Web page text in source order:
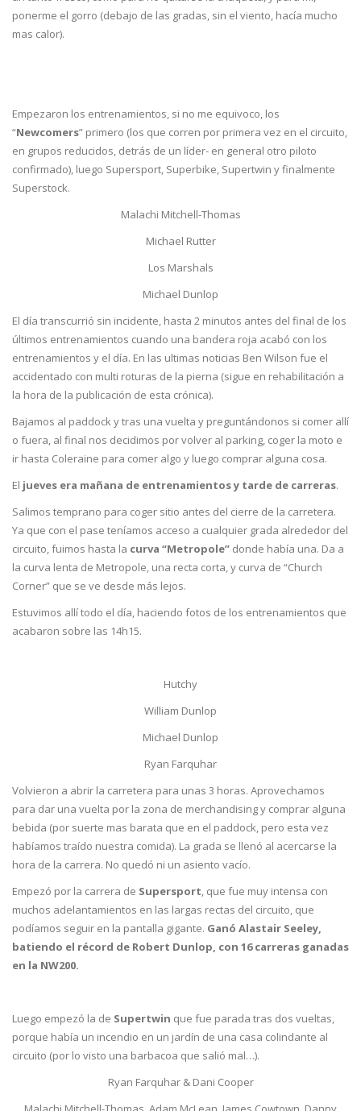
ponerme el gorro (debajo de las gradas, sin el viento, hacía mucho
mas calor).
Empezaron los entrenamientos, si no me equivoco, los
“Newcomers” primero (los que corren por primera vez en el circuito,
en grupos reducidos, detrás de un líder- en general otro piloto
confirmado), luego Supersport, Superbike, Supertwin y finalmente
Superstock.
Malachi Mitchell-Thomas
Michael Rutter
Los Marshals
Michael Dunlop
El día transcurrió sin incidente, hasta 2 minutos antes del final de los
últimos entrenamientos cuando una bandera roja acabó con los
entrenamientos y el día. En las ultimas noticias Ben Wilson fue el
accidentado con multi roturas de la pierna (sigue en rehabilitación a
la hora de la publicación de esta crónica).
Bajamos al paddock y tras una vuelta y preguntándonos si comer allí
o fuera, al final nos decidimos por volver al parking, coger la moto e
ir hasta Coleraine para comer algo y luego comprar alguna cosa.
El jueves era mañana de entrenamientos y tarde de carreras.
Salimos temprano para coger sitio antes del cierre de la carretera.
Ya que con el pase teníamos acceso a cualquier grada alrededor del
circuito, fuimos hasta la curva “Metropole” donde había una. Da a
la curva lenta de Metropole, una recta corta, y curva de “Church
Corner” que se ve desde más lejos.
Estuvimos allí todo el día, haciendo fotos de los entrenamientos que
acabaron sobre las 14h15.
Hutchy
William Dunlop
Michael Dunlop
Ryan Farquhar
Volvieron a abrir la carretera para unas 3 horas. Aprovechamos
para dar una vuelta por la zona de merchandising y comprar alguna
bebida (por suerte mas barata que en el paddock, pero esta vez
habíamos traído nuestra comida). La grada se llenó al acercarse la
hora de la carrera. No quedó ni un asiento vacío.
Empezó por la carrera de Supersport, que fue muy intensa con
muchos adelantamientos en las largas rectas del circuito, que
podíamos seguir en la pantalla gigante. Ganó Alastair Seeley,
batiendo el récord de Robert Dunlop, con 16 carreras ganadas
en la NW200.
Luego empezó la de Supertwin que fue parada tras dos vueltas,
porque había un incendio en un jardín de una casa colindante al
circuito (por lo visto una barbacoa que salió mal…).
Ryan Farquhar & Dani Cooper